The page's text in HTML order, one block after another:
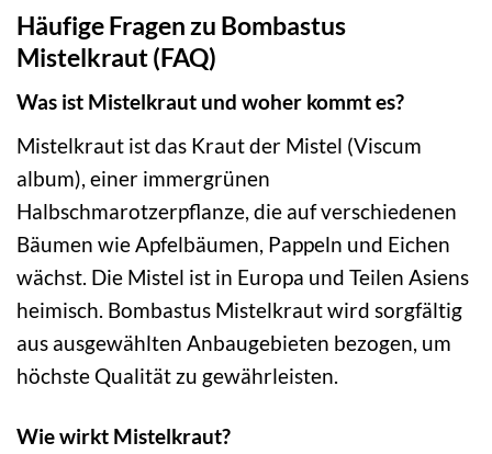
Häufige Fragen zu Bombastus
Mistelkraut (FAQ)
Was ist Mistelkraut und woher kommt es?
Mistelkraut ist das Kraut der Mistel (Viscum
album), einer immergrünen
Halbschmarotzerpflanze, die auf verschiedenen
Bäumen wie Apfelbäumen, Pappeln und Eichen
wächst. Die Mistel ist in Europa und Teilen Asiens
heimisch. Bombastus Mistelkraut wird sorgfältig
aus ausgewählten Anbaugebieten bezogen, um
höchste Qualität zu gewährleisten.
Wie wirkt Mistelkraut?